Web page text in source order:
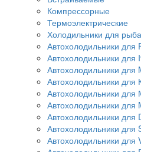
Компрессорные
Термоэлектрические
Холодильники для
Автохолодильники для
Автохолодильники для
Автохолодильники для
Автохолодильники
Автохолодильники для
Автохолодильники для
Автохолодильники для
Автохолодильники для
Автохолодильники для